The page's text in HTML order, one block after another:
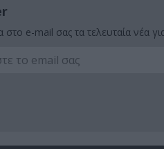
e-mail σας τα τελευταία νέα